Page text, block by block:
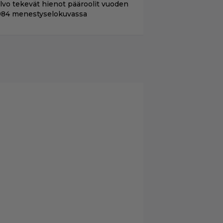
tekevät hienot pääroolit vuoden
menestyselokuvassa